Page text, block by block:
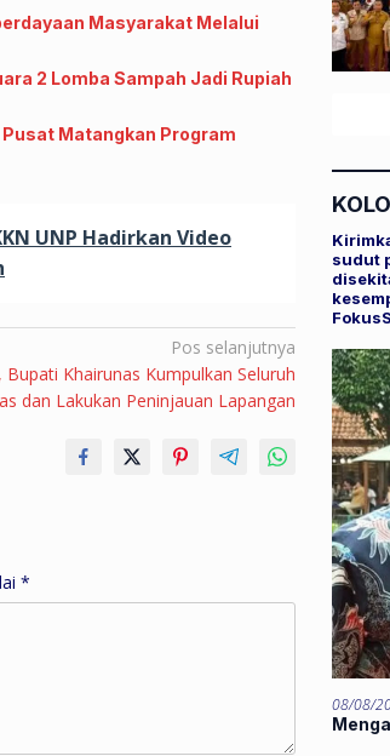
Masyarakat Melalui
2 Lomba Sampah Jadi Rupiah
Pusat Matangkan Program
UNP Hadirkan Video
Pos selanjutnya
Bupati Khairunas Kumpulkan Seluruh
dan Lakukan Peninjauan Lapangan
*
sudut
08/08/